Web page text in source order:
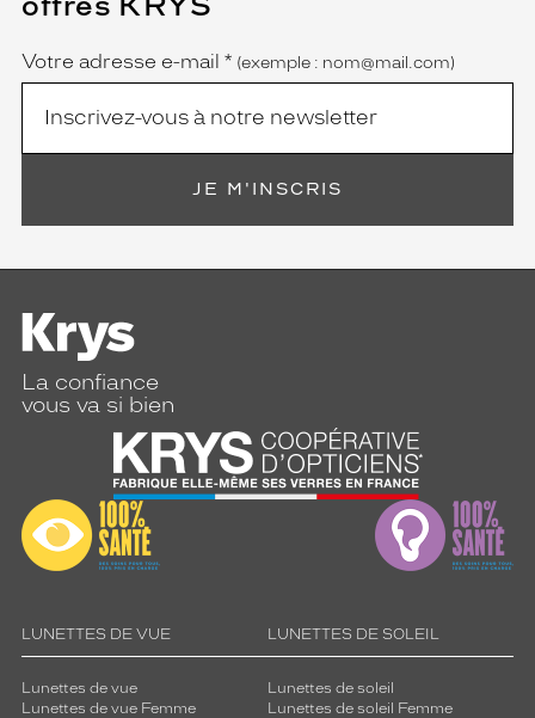
Name
Votre adresse e-mail *
est
obligatoire)
(exemple : nom@mail.com)
JE M'INSCRIS
La confiance
vous va si bien
LUNETTES DE VUE
Lunettes de vue
Lunettes de vue Femme
LUNETTES DE SOLEIL
Lunettes de soleil
Lunettes de soleil Femme